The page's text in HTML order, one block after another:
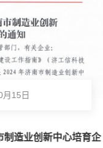
创新中心培育企